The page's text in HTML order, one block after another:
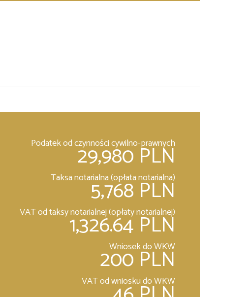
Podatek od czynności cywilno-prawnych
29,980 PLN
Taksa notarialna (opłata notarialna)
5,768 PLN
VAT od taksy notarialnej (opłaty notarialnej)
1,326.64 PLN
Wniosek do WKW
200 PLN
VAT od wniosku do WKW